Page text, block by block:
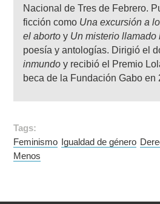
Nacional de Tres de Febrero.
ficción como Una excursión a
el abortoy Un misterio llamado
poesía y antologías. Dirigió el
inmundo y recibió el Premio
beca de la Fundación Gabo en
Tags:
Feminismo Igualdad de género
Menos